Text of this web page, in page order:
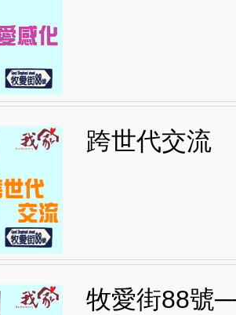
跨世代交流
牧愛街88號